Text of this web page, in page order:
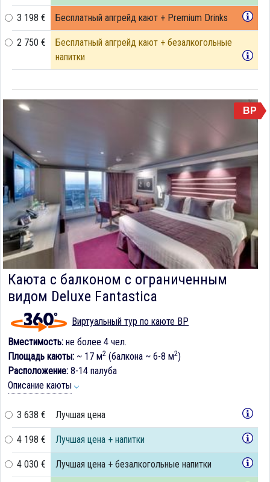
3 198 € Бесплатный апгрейд кают + Premium Drinks
2 750 €
Бесплатный апгрейд кают + безалкогольные
напитки
BP
Каюта с балконом c ограниченным
видом Deluxe Fantastica
Виртуальный тур по каюте BP
Вместимость: не более 4 чел.
Площадь каюты: ~ 17 м2 (балкона ~ 6-8 м2)
Расположение: 8-14 палуба
Описание каюты
3 638 € Лучшая цена
4 198 € Лучшая цена + напитки
4 030 € Лучшая цена + безалкогольные напитки